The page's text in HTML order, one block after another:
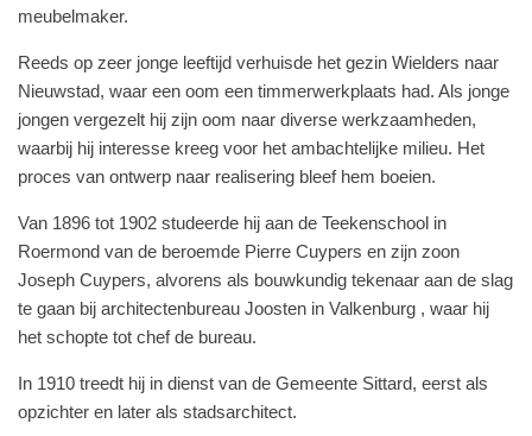
meubelmaker.
Reeds op zeer jonge leeftijd verhuisde het gezin Wielders naar
Nieuwstad, waar een oom een timmerwerkplaats had. Als jonge
jongen vergezelt hij zijn oom naar diverse werkzaamheden,
waarbij hij interesse kreeg voor het ambachtelijke milieu. Het
proces van ontwerp naar realisering bleef hem boeien.
Van 1896 tot 1902 studeerde hij aan de Teekenschool in
Roermond van de beroemde Pierre Cuypers en zijn zoon
Joseph Cuypers, alvorens als bouwkundig tekenaar aan de slag
te gaan bij architectenbureau Joosten in Valkenburg , waar hij
het schopte tot chef de bureau.
In 1910 treedt hij in dienst van de Gemeente Sittard, eerst als
opzichter en later als stadsarchitect.